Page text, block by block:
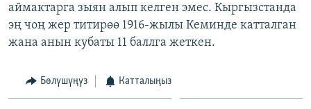
аймактарга зыян алып келген эмес. Кыргызстанда
эң чоң жер титирөө 1916-жылы Кеминде катталган
жана анын кубаты 11 баллга жеткен.
Бөлүшүңүз Катталыңыз